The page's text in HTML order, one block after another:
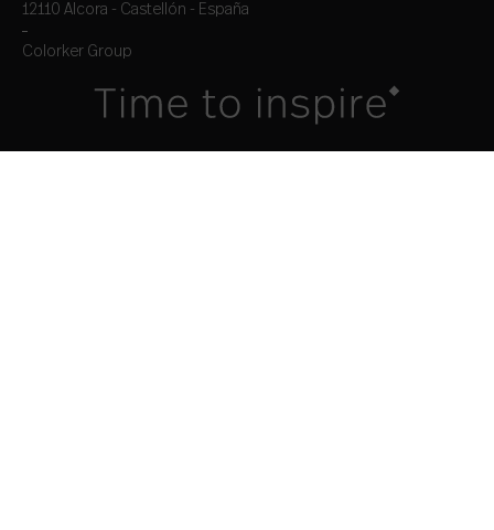
12110 Alcora - Castellón - España
Colorker Group